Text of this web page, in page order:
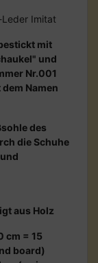
Imitat
mit
und
Nr.001
Namen
des
die Schuhe
aus Holz
cm = 15
board)